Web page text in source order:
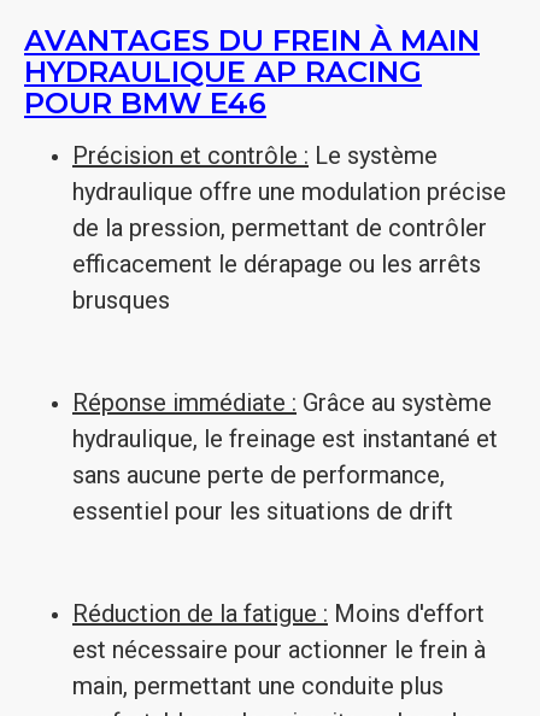
AVANTAGES DU FREIN À MAIN
HYDRAULIQUE AP RACING
POUR BMW E46
Précision et contrôle : Le système
hydraulique offre une modulation précise
de la pression, permettant de contrôler
efficacement le dérapage ou les arrêts
brusques
Réponse immédiate : Grâce au système
hydraulique, le freinage est instantané et
sans aucune perte de performance,
essentiel pour les situations de drift
Réduction de la fatigue : Moins d'effort
est nécessaire pour actionner le frein à
main, permettant une conduite plus